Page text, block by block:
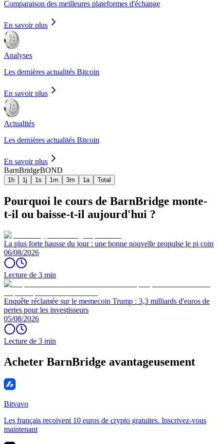
Comparaison des meilleures plateformes d'échange
En savoir plus
Analyses
Les dernières actualités Bitcoin
En savoir plus
Actualités
Les dernières actualités Bitcoin
En savoir plus
BarnBridgeBOND
1h 1j 1s 1m 3m 1a Total
Pourquoi le cours de BarnBridge monte-
t-il ou baisse-t-il aujourd'hui ?
La plus forte hausse du jour : une bonne nouvelle propulse le pi coin
06/08/2026
Lecture de 3 min
Enquête réclamée sur le memecoin Trump : 3,3 milliards d'euros de
pertes pour les investisseurs
05/08/2026
Lecture de 3 min
Acheter BarnBridge avantageusement
Bitvavo
Les français reçoivent 10 euros de crypto gratuites. Inscrivez-vous
maintenant